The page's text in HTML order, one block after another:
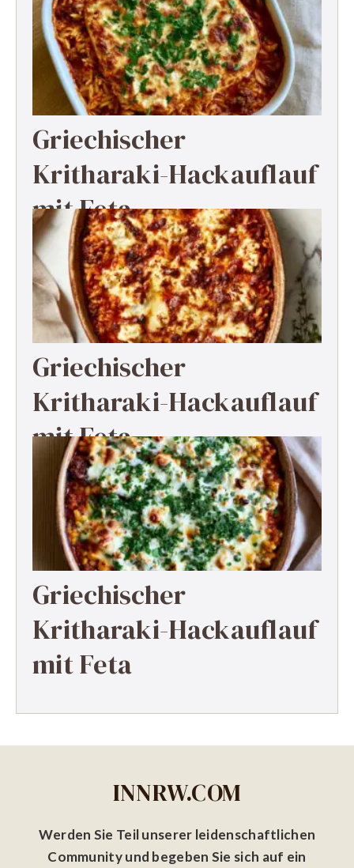
Griechischer
Kritharaki-Hackauflauf
mit Feta
Griechischer
Kritharaki-Hackauflauf
mit Feta
Griechischer
Kritharaki-Hackauflauf
mit Feta
INNRW.COM
Werden Sie Teil unserer leidenschaftlichen
Community und begeben Sie sich auf ein